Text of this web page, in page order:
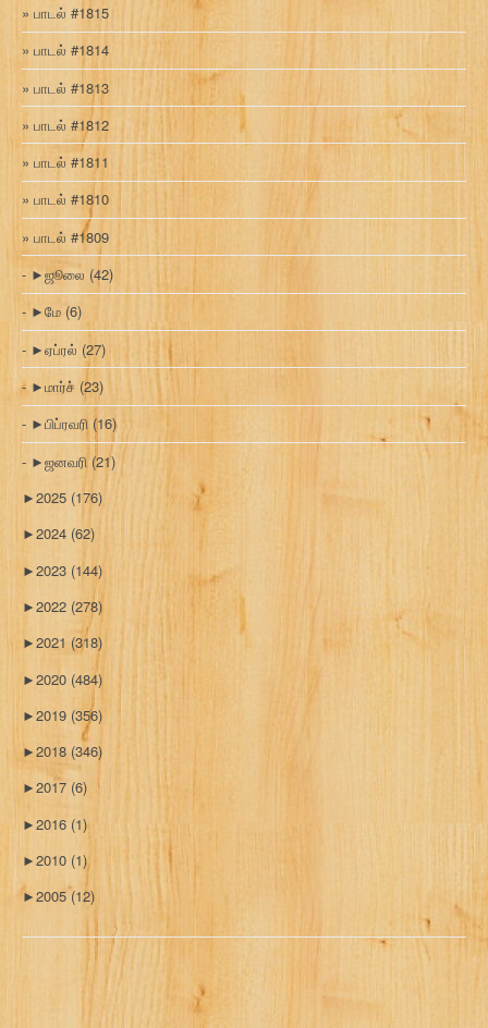
பாடல் #1815
பாடல் #1814
பாடல் #1813
பாடல் #1812
பாடல் #1811
பாடல் #1810
பாடல் #1809
►ஜூலை (42)
►மே (6)
►ஏப்ரல் (27)
►மார்ச் (23)
►பிப்ரவரி (16)
►ஜனவரி (21)
►2025 (176)
►2024 (62)
►2023 (144)
►2022 (278)
►2021 (318)
►2020 (484)
►2019 (356)
►2018 (346)
►2017 (6)
►2016 (1)
►2010 (1)
►2005(12)